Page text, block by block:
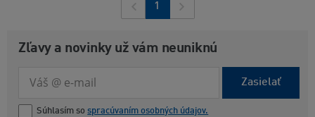
1
Zľavy a novinky už vám neuniknú
Zasielať
Súhlasím so spracúvaním osobných údajov.